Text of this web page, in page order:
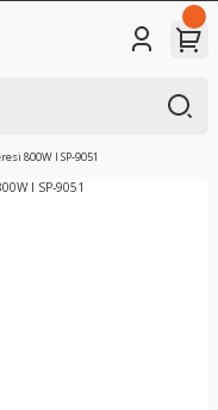
800W I SP-9051